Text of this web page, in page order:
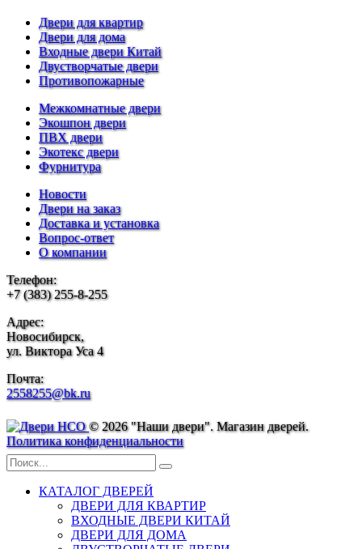
Двери для квартир
Двери для дома
Входные двери Китай
Двустворчатые двери
Противопожарные
Межкомнатные двери
Экошпон двери
ПВХ двери
Экотекс двери
Фурнитура
Новости
Двери на заказ
Доставка и установка
Вопрос-ответ
О компании
Телефон:
+7 (383) 255-8-255
Адрес:
Новосибирск,
ул. Виктора Уса 4
Почта:
2558255@bk.ru
© 2026 "Наши двери". Магазин дверей.
Политика конфиденциальности
КАТАЛОГ ДВЕРЕЙ
ДВЕРИ ДЛЯ КВАРТИР
ВХОДНЫЕ ДВЕРИ КИТАЙ
ДВЕРИ ДЛЯ ДОМА